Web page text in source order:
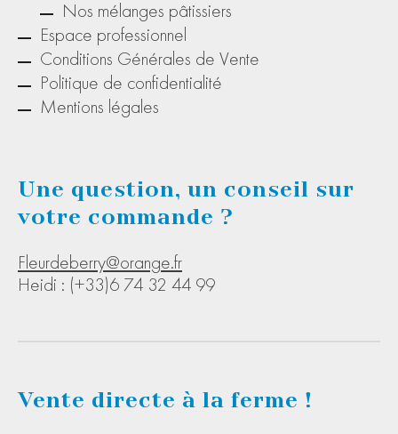
Nos mélanges pâtissiers
Espace professionnel
Conditions Générales de Vente
Politique de confidentialité
Mentions légales
Une question, un conseil sur
votre commande ?
Fleurdeberry@orange.fr
Heidi : (+33)6 74 32 44 99
Vente directe à la ferme !